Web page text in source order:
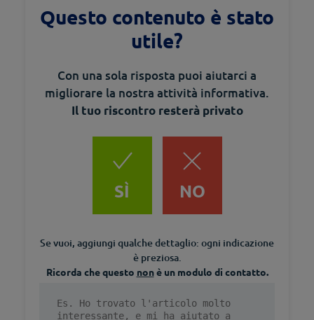
Questo contenuto è stato
utile?
Con una sola risposta puoi aiutarci a
migliorare la nostra attività informativa.
Il tuo riscontro resterà privato
SÌ NO
Se vuoi, aggiungi qualche dettaglio: ogni indicazione
è preziosa.
Ricorda che questo nonè un modulo di contatto.